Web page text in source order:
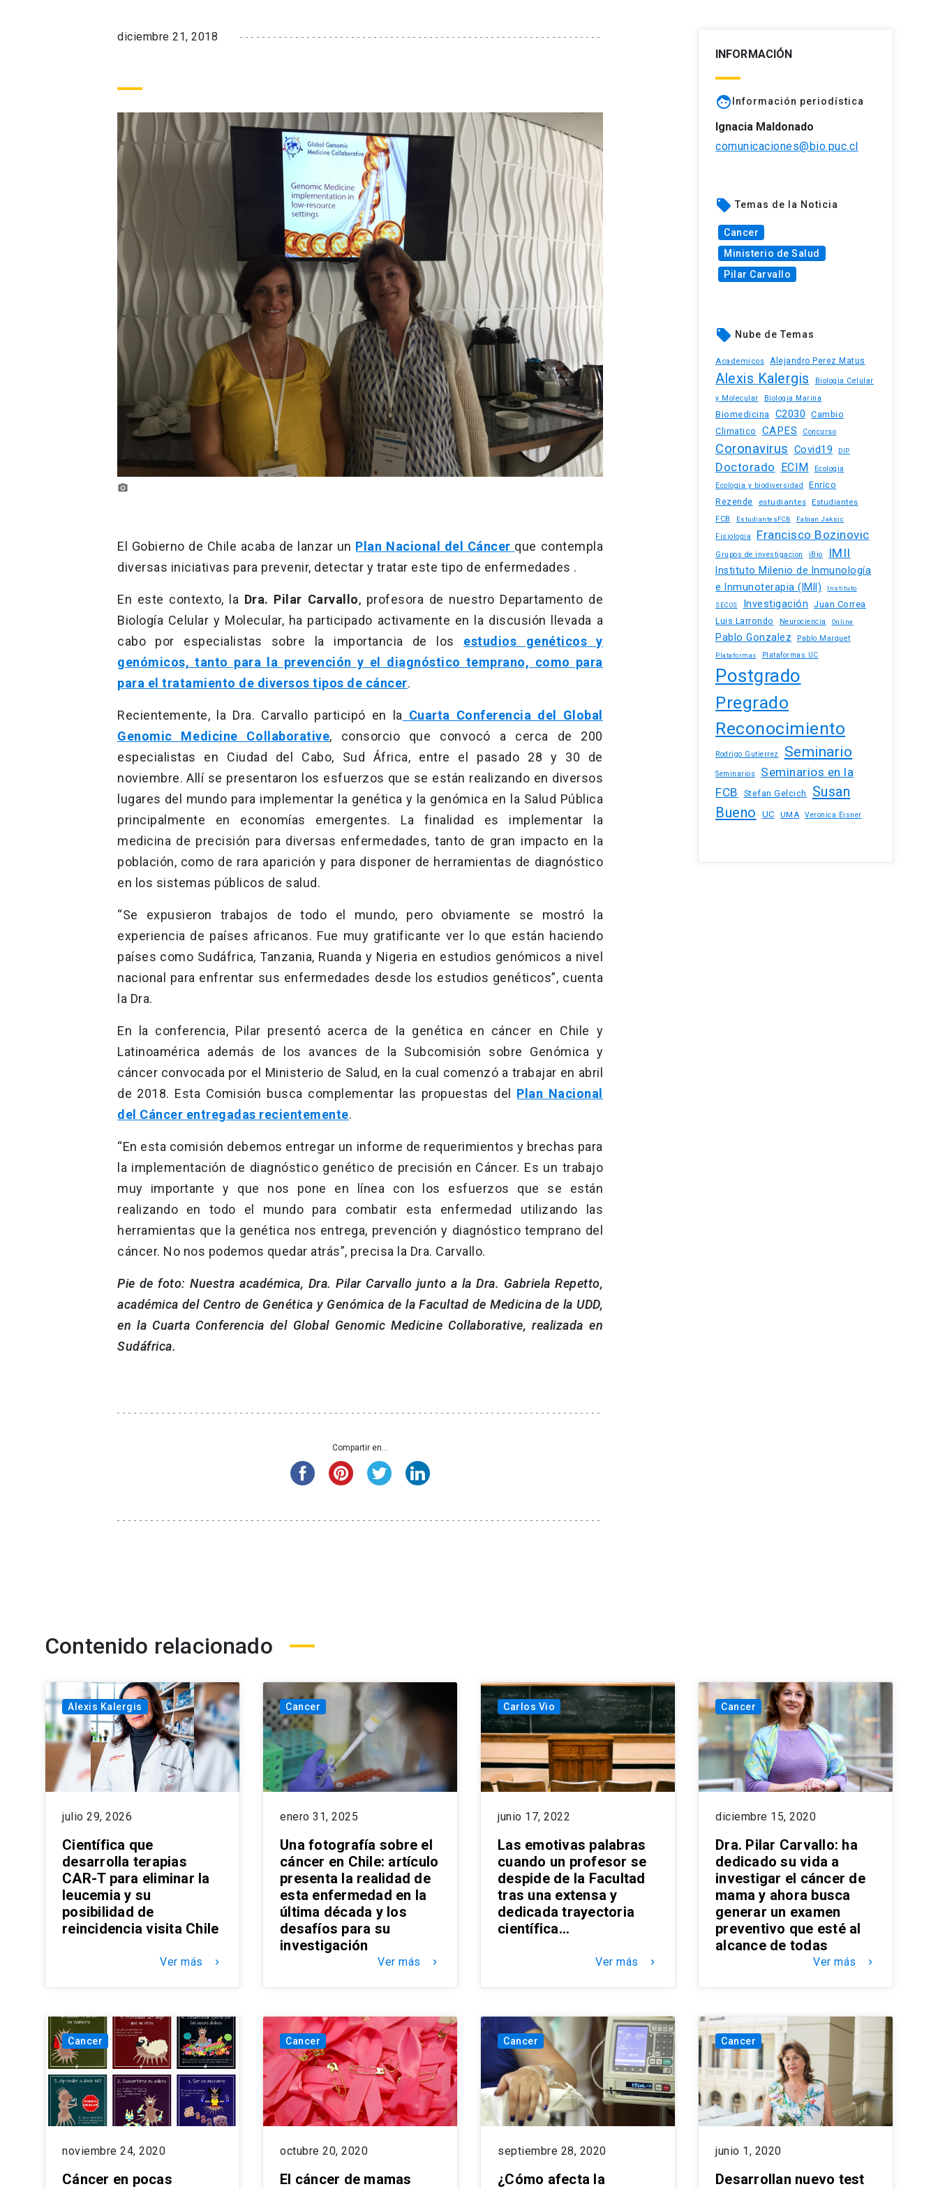
diciembre 21, 2018
photo_camera
El Gobierno de Chile acaba de lanzar un Plan Nacional del Cáncer que contempla
diversas iniciativas para prevenir, detectar y tratar este tipo de enfermedades .
En este contexto, la Dra. Pilar Carvallo, profesora de nuestro Departamento de
Biología Celular y Molecular, ha participado activamente en la discusión llevada a
cabo por especialistas sobre la importancia de los estudios genéticos y
genómicos, tanto para la prevención y el diagnóstico temprano, como para
para el tratamiento de diversos tipos de cáncer.
Recientemente, la Dra. Carvallo participó en la Cuarta Conferencia del Global
Genomic Medicine Collaborative, consorcio que convocó a cerca de 200
especialistas en Ciudad del Cabo, Sud África, entre el pasado 28 y 30 de
noviembre. Allí se presentaron los esfuerzos que se están realizando en diversos
lugares del mundo para implementar la genética y la genómica en la Salud Pública
principalmente en economías emergentes. La finalidad es implementar la
medicina de precisión para diversas enfermedades, tanto de gran impacto en la
población, como de rara aparición y para disponer de herramientas de diagnóstico
en los sistemas públicos de salud.
“Se expusieron trabajos de todo el mundo, pero obviamente se mostró la
experiencia de países africanos. Fue muy gratificante ver lo que están haciendo
países como Sudáfrica, Tanzania, Ruanda y Nigeria en estudios genómicos a nivel
nacional para enfrentar sus enfermedades desde los estudios genéticos”, cuenta
la Dra.
En la conferencia, Pilar presentó acerca de la genética en cáncer en Chile y
Latinoamérica además de los avances de la Subcomisión sobre Genómica y
cáncer convocada por el Ministerio de Salud, en la cual comenzó a trabajar en abril
de 2018. Esta Comisión busca complementar las propuestas del Plan Nacional
del Cáncer entregadas recientemente.
“En esta comisión debemos entregar un informe de requerimientos y brechas para
la implementación de diagnóstico genético de precisión en Cáncer. Es un trabajo
muy importante y que nos pone en línea con los esfuerzos que se están
realizando en todo el mundo para combatir esta enfermedad utilizando las
herramientas que la genética nos entrega, prevención y diagnóstico temprano del
cáncer. No nos podemos quedar atrás”, precisa la Dra. Carvallo.
Pie de foto: Nuestra académica, Dra. Pilar Carvallo junto a la Dra. Gabriela Repetto,
académica del Centro de Genética y Genómica de la Facultad de Medicina de la UDD,
en la Cuarta Conferencia del Global Genomic Medicine Collaborative, realizada en
Sudáfrica.
Compartir en...
INFORMACIÓN
face Información periodística
Ignacia Maldonado
comunicaciones@bio.puc.cl
local_offer Temas de la Noticia
Cancer
Ministerio de Salud
Pilar Carvallo
local_offer Nube de Temas
Academicos Alejandro Perez Matus
Alexis Kalergis
Biologia Celular
y Molecular
Biologia Marina
Biomedicina C2030
Cambio
Climatico
CAPES Concurso
Coronavirus Covid19 DIP
Doctorado ECIM Ecologia
Ecologia y biodiversidad
Enrico
Rezende
estudiantes
Estudiantes
FCB
EstudiantesFCB Fabian Jaksic
Fisiologia Francisco Bozinovic
Grupos de investigacion iBio IMII
Instituto Milenio de Inmunología
e Inmunoterapia (IMII)
Instituto
SECOS Investigación
Juan Correa
Luis Larrondo
Neurociencia Online
Pablo Gonzalez Pablo Marquet
Plataformas Plataformas UC
Postgrado
Pregrado
Reconocimiento
Rodrigo Gutierrez Seminario
Seminarios
Seminarios en la
FCB
Stefan Gelcich
Susan
Bueno
UC UMA Veronica Eisner
Contenido relacionado
Alexis Kalergis
julio 29, 2026
Científica que
desarrolla terapias
CAR-T para eliminar la
leucemia y su
posibilidad de
reincidencia visita Chile
Ver más keyboard_arrow_right
Cancer
enero 31, 2025
Una fotografía sobre el
cáncer en Chile: artículo
presenta la realidad de
esta enfermedad en la
última década y los
desafíos para su
investigación
Ver más keyboard_arrow_right
Carlos Vio
junio 17, 2022
Las emotivas palabras
cuando un profesor se
despide de la Facultad
tras una extensa y
dedicada trayectoria
científica…
Ver más keyboard_arrow_right
Cancer
diciembre 15, 2020
Dra. Pilar Carvallo: ha
dedicado su vida a
investigar el cáncer de
mama y ahora busca
generar un examen
preventivo que esté al
alcance de todas
Ver más keyboard_arrow_right
Cancer
noviembre 24, 2020
Cáncer en pocas
Cancer
octubre 20, 2020
El cáncer de mamas
Cancer
septiembre 28, 2020
¿Cómo afecta la
Cancer
junio 1, 2020
Desarrollan nuevo test